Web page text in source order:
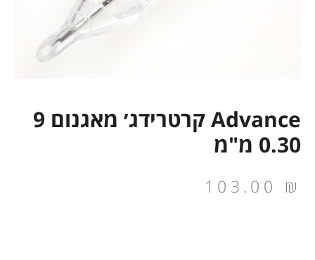
Advance קרטרידג׳ מאגנום 9
0.30 מ"מ
103.00 ₪